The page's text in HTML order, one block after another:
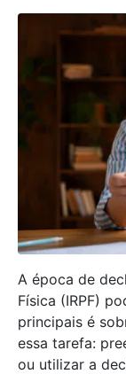
A época de
Física (IRPF)
principais é
essa tarefa:
ou utilizar a